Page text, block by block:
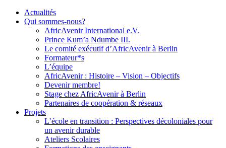
Actualités
Qui sommes-nous?
AfricAvenir International e.V.
Prince Kum’a Ndumbe III.
Le comité exécutif d’AfricAvenir à Berlin
Formateur*s
L’équipe
AfricAvenir : Histoire – Vision – Objectifs
Devenir membre!
Stage chez AfricAvenir à Berlin
Partenaires de coopération & réseaux
Projets
L’école en transition : Perspectives décoloniales pour
un avenir durable
Ateliers Scolaires